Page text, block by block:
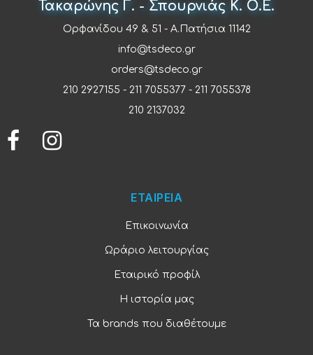
Τακαρώνης Γ. - Σπουρνιάς Κ. Ο.Ε.
Ορφανίδου 49 & 51 - Α.Πατήσια 11142
info@tsdeco.gr
orders@tsdeco.gr
210 2927155 - 211 7055377- 211 7055378
210 2137032
ΕΤΑΙΡΕΙΑ
Επικοινωνία
Ωράριο λειτουργίας
Εταιρικό προφίλ
Η ιστορία μας
Τα brands που διαθέτουμε